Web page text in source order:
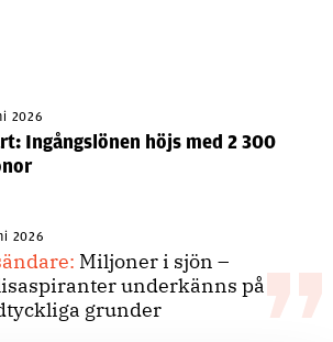
2026
Ingångslönen höjs med 2 300
2026
Miljoner i sjön –
underkänns på
grunder